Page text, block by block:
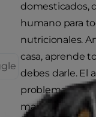
domesticados,
humano para
nutricionales.
casa, aprende
debes darle. El
problemas de
mantendrá en